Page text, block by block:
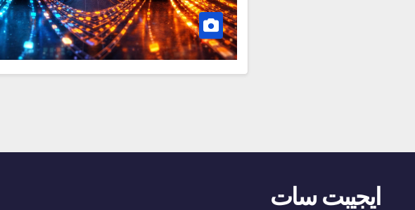
ايجيبت سات